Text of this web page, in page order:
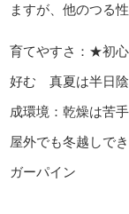
ますが、他のつる
育てやすさ：★初
好む 真夏は半日陰
成環境：乾燥は苦手
屋外でも冬越しで
ガーパイン